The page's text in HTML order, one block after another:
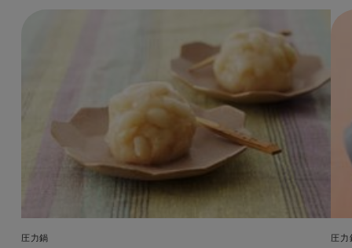
圧力鍋 圧力